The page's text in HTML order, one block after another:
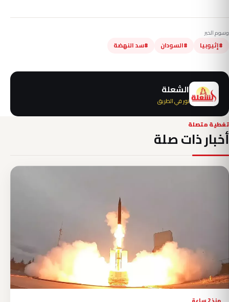
وسوم الخبر
#إثيوبيا #السودان #سد النهضة
الشعلة
نور في الطريق
تغطية متصلة
أخبار ذات صلة